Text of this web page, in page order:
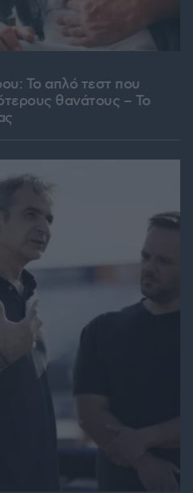
Το απλό τεστ που
θανάτους – Το